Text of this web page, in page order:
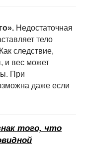
Недостаточная
тело
следствие,
и вес может
При
даже если
того, что